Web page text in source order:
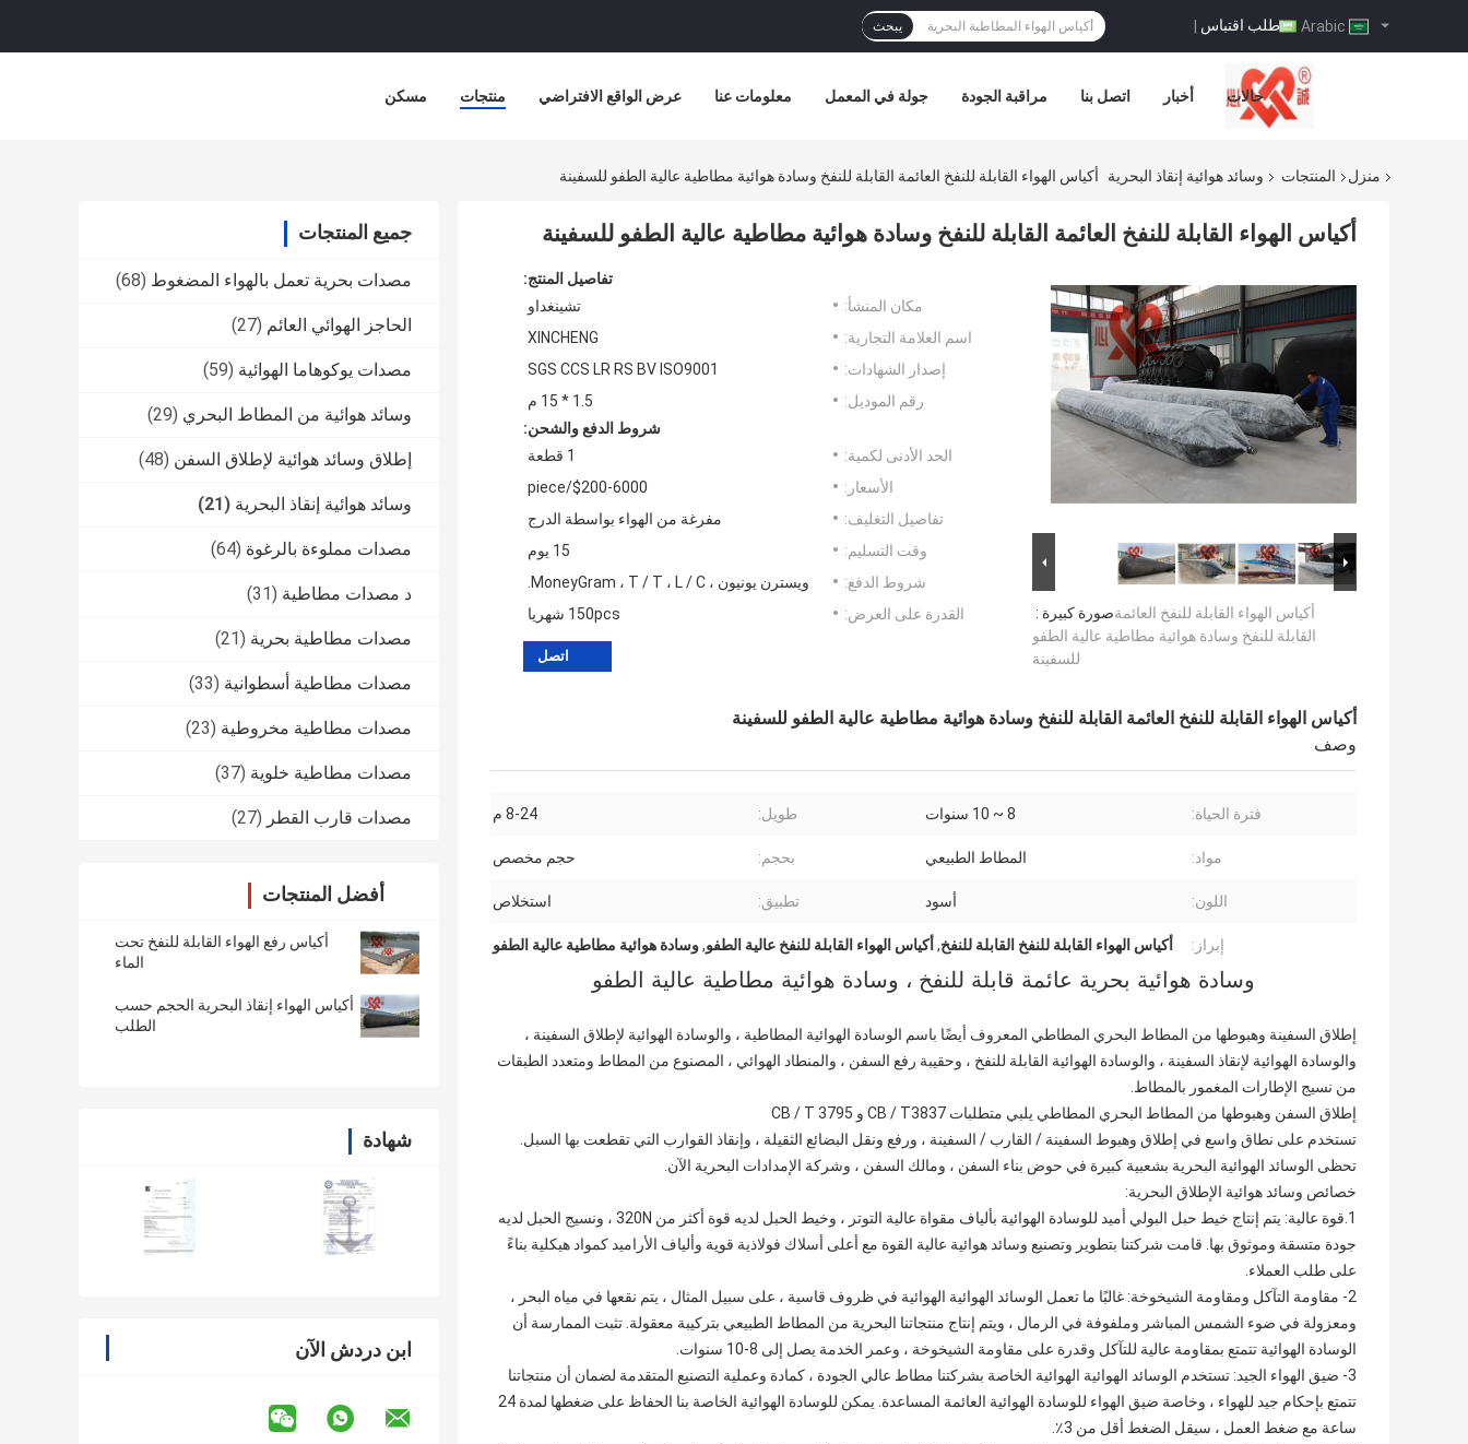
طلب اقتباس | يبحث
مسكن منتجات عرض الواقع الافتراضي معلومات عنا جولة في المعمل مراقبة الجودة اتصل بنا أخبار حالات
منزل المنتجات وسائد هوائية إنقاذ البحرية أكياس الهواء القابلة للنفخ العائمة القابلة للنفخ وسادة هوائية مطاطية عالية الطفو للسفينة
جميع المنتجات
مصدات بحرية تعمل بالهواء المضغوط (68)
الحاجز الهوائي العائم (27)
مصدات يوكوهاما الهوائية (59)
وسائد هوائية من المطاط البحري (29)
إطلاق وسائد هوائية لإطلاق السفن (48)
وسائد هوائية إنقاذ البحرية (21)
مصدات مملوءة بالرغوة (64)
د مصدات مطاطية (31)
مصدات مطاطية بحرية (21)
مصدات مطاطية أسطوانية (33)
مصدات مطاطية مخروطية (23)
مصدات مطاطية خلوية (37)
مصدات قارب القطر (27)
أفضل المنتجات
أكياس رفع الهواء القابلة للنفخ تحت
الماء
أكياس الهواء إنقاذ البحرية الحجم حسب
الطلب
شهادة
ابن دردش الآن
أكياس الهواء القابلة للنفخ العائمة القابلة للنفخ وسادة هوائية مطاطية عالية الطفو للسفينة
صورة كبيرة :أكياس الهواء القابلة للنفخ العائمة
القابلة للنفخ وسادة هوائية مطاطية عالية الطفو
للسفينة
تفاصيل المنتج:
مكان المنشأ:
تشينغداو
اسم العلامة التجارية:
XINCHENG
إصدار الشهادات:
SGS CCS LR RS BV ISO9001
رقم الموديل:
1.5 * 15 م
شروط الدفع والشحن:
الحد الأدنى لكمية:
1 قطعة
الأسعار:
$200-6000/piece
تفاصيل التغليف:
مفرغة من الهواء بواسطة الدرج
وقت التسليم:
15 يوم
شروط الدفع:
ويسترن يونيون ، MoneyGram ، T / T ، L / C.
القدرة على العرض:
150pcs شهريا
اتصل
أكياس الهواء القابلة للنفخ العائمة القابلة للنفخ وسادة هوائية مطاطية عالية الطفو للسفينة
وصف
فترة الحياة: 8 ~ 10 سنوات طويل: 8-24 م
مواد: المطاط الطبيعي بحجم: حجم مخصص
اللون: أسود تطبيق: استخلاص
إبراز: أكياس الهواء القابلة للنفخ القابلة للنفخ, أكياس الهواء القابلة للنفخ عالية الطفو,وسادة هوائية مطاطية عالية الطفو
وسادة هوائية بحرية عائمة قابلة للنفخ ، وسادة هوائية مطاطية عالية الطفو
إطلاق السفينة وهبوطها من المطاط البحري المطاطي المعروف أيضًا باسم الوسادة الهوائية المطاطية ، والوسادة الهوائية لإطلاق السفينة ،
والوسادة الهوائية لإنقاذ السفينة ، والوسادة الهوائية القابلة للنفخ ، وحقيبة رفع السفن ، والمنطاد الهوائي ، المصنوع من المطاط ومتعدد الطبقات
من نسيج الإطارات المغمور بالمطاط.
إطلاق السفن وهبوطها من المطاط البحري المطاطي يلبي متطلبات CB / T3837 و CB / T 3795
تستخدم على نطاق واسع في إطلاق وهبوط السفينة / القارب / السفينة ، ورفع ونقل البضائع الثقيلة ، وإنقاذ القوارب التي تقطعت بها السبل.
تحظى الوسائد الهوائية البحرية بشعبية كبيرة في حوض بناء السفن ، ومالك السفن ، وشركة الإمدادات البحرية الآن.
خصائص وسائد هوائية الإطلاق البحرية:
1.قوة عالية: يتم إنتاج خيط حبل البولي أميد للوسادة الهوائية بألياف مقواة عالية التوتر ، وخيط الحبل لديه قوة أكثر من 320N ، ونسيج الحبل لديه
جودة متسقة وموثوق بها. قامت شركتنا بتطوير وتصنيع وسائد هوائية عالية القوة مع أعلى أسلاك فولاذية قوية وألياف الأراميد كمواد هيكلية بناءً
على طلب العملاء.
2- مقاومة التآكل ومقاومة الشيخوخة: غالبًا ما تعمل الوسائد الهوائية الهوائية في ظروف قاسية ، على سبيل المثال ، يتم نقعها في مياه البحر ،
ومعزولة في ضوء الشمس المباشر وملفوفة في الرمال ، ويتم إنتاج منتجاتنا البحرية من المطاط الطبيعي بتركيبة معقولة. تثبت الممارسة أن
الوسادة الهوائية تتمتع بمقاومة عالية للتآكل وقدرة على مقاومة الشيخوخة ، وعمر الخدمة يصل إلى 8-10 سنوات.
3- ضيق الهواء الجيد: تستخدم الوسائد الهوائية الهوائية الخاصة بشركتنا مطاط عالي الجودة ، كمادة وعملية التصنيع المتقدمة لضمان أن منتجاتنا
تتمتع بإحكام جيد للهواء ، وخاصة ضيق الهواء للوسادة الهوائية العائمة المساعدة. يمكن للوسادة الهوائية الخاصة بنا الحفاظ على ضغطها لمدة 24
ساعة مع ضغط العمل ، سيقل الضغط أقل من 3٪.